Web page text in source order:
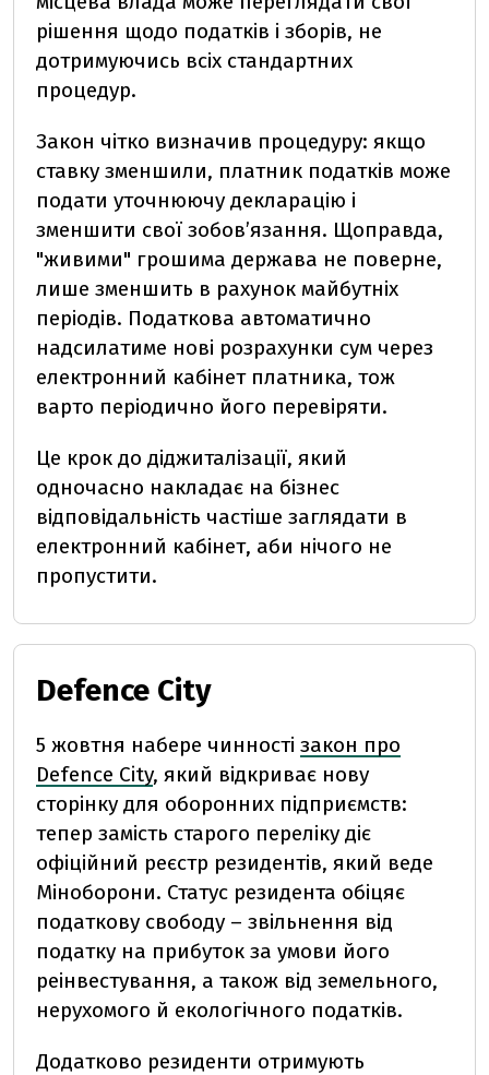
рішення щодо податків і зборів, не
дотримуючись всіх стандартних
процедур.
Закон чітко визначив процедуру: якщо
ставку зменшили, платник податків може
подати уточнюючу декларацію і
зменшити свої зобов’язання. Щоправда,
"живими" грошима держава не поверне,
лише зменшить в рахунок майбутніх
періодів. Податкова автоматично
надсилатиме нові розрахунки сум через
електронний кабінет платника, тож
варто періодично його перевіряти.
Це крок до діджиталізації, який
одночасно накладає на бізнес
відповідальність частіше заглядати в
електронний кабінет, аби нічого не
пропустити.
Defence City
5 жовтня набере чинності закон про
Defence City, який відкриває нову
сторінку для оборонних підприємств:
тепер замість старого переліку діє
офіційний реєстр резидентів, який веде
Міноборони. Статус резидента обіцяє
податкову свободу – звільнення від
податку на прибуток за умови його
реінвестування, а також від земельного,
нерухомого й екологічного податків.
Додатково резиденти отримують